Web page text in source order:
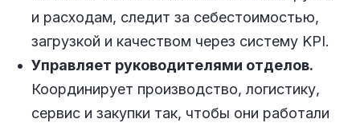
и расходам, следит за себестоимостью,
загрузкой и качеством через систему KPI.
Управляет руководителями отделов.
Координирует производство, логистику,
сервис и закупки так, чтобы они работали